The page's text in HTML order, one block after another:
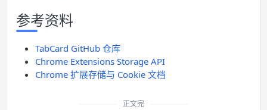
参考资料
TabCard GitHub 仓库
Chrome Extensions Storage API
Chrome 扩展存储与 Cookie 文档
正文完